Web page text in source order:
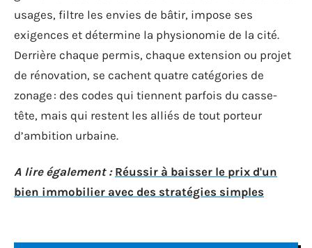
usages, filtre les envies de bâtir, impose ses
exigences et détermine la physionomie de la cité.
Derrière chaque permis, chaque extension ou projet
de rénovation, se cachent quatre catégories de
zonage : des codes qui tiennent parfois du casse-
tête, mais qui restent les alliés de tout porteur
d’ambition urbaine.
A lire également : Réussir à baisser le prix d'un
bien immobilier avec des stratégies simples